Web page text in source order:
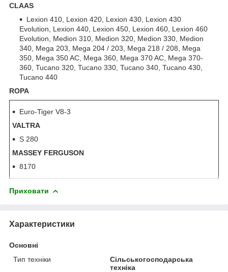
CLAAS
Lexion 410, Lexion 420, Lexion 430, Lexion 430
Evolution, Lexion 440, Lexion 450, Lexion 460, Lexion 460
Evolution, Medion 310, Medion 320, Medion 330, Medion
340, Mega 203, Mega 204 / 203, Mega 218 / 208, Mega
350, Mega 350 AC, Mega 360, Mega 370 AC, Mega 370-
360, Tucano 320, Tucano 330, Tucano 340, Tucano 430,
Tucano 440
ROPA
Euro-Tiger V8-3
VALTRA
S 280
MASSEY FERGUSON
8170
Приховати
Характеристики
Основні
Тип техніки
Сільськогосподарська
техніка